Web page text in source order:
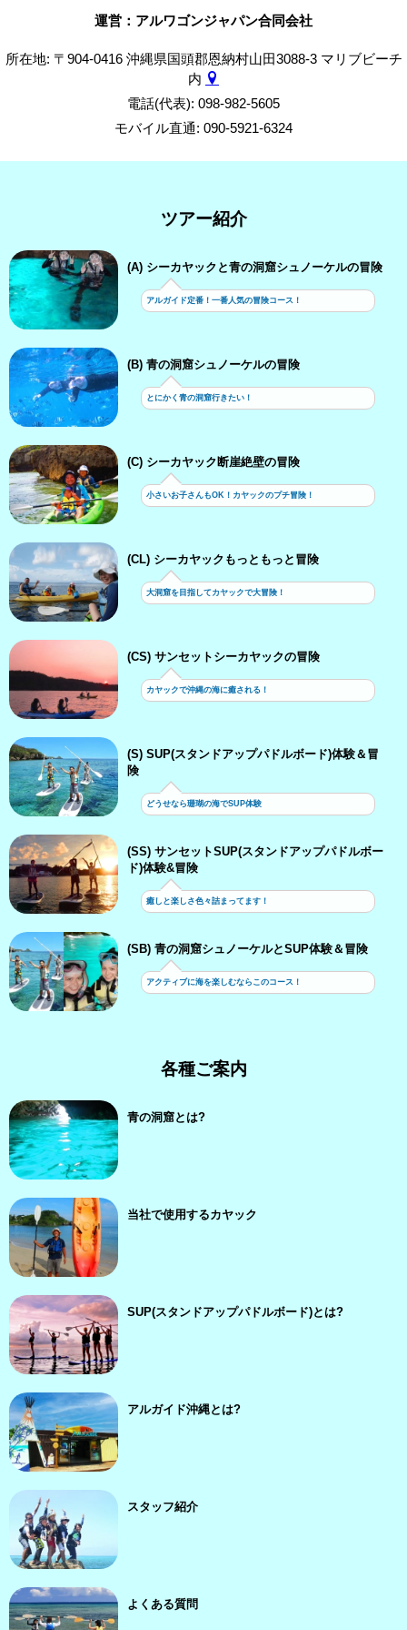
運営：アルワゴンジャパン合同会社
所在地: 〒904-0416 沖縄県国頭郡恩納村山田3088-3 マリブビーチ
内
電話(代表): 098-982-5605
モバイル直通: 090-5921-6324
ツアー紹介
(A) シーカヤックと青の洞窟シュノーケルの冒険
アルガイド定番！一番人気の冒険コース！
(B) 青の洞窟シュノーケルの冒険
とにかく青の洞窟行きたい！
(C) シーカヤック断崖絶壁の冒険
小さいお子さんもOK！カヤックのプチ冒険！
(CL) シーカヤックもっともっと冒険
大洞窟を目指してカヤックで大冒険！
(CS) サンセットシーカヤックの冒険
カヤックで沖縄の海に癒される！
(S) SUP(スタンドアップパドルボード)体験＆冒
険
どうせなら珊瑚の海でSUP体験
(SS) サンセットSUP(スタンドアップパドルボー
ド)体験&冒険
癒しと楽しさ色々詰まってます！
(SB) 青の洞窟シュノーケルとSUP体験＆冒険
アクティブに海を楽しむならこのコース！
各種ご案内
青の洞窟とは?
当社で使用するカヤック
SUP(スタンドアップパドルボード)とは?
アルガイド沖縄とは?
スタッフ紹介
よくある質問